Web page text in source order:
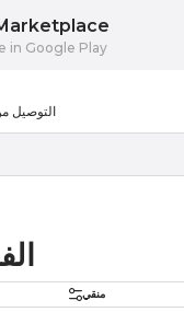
التوصيل
منقي
in Google Play